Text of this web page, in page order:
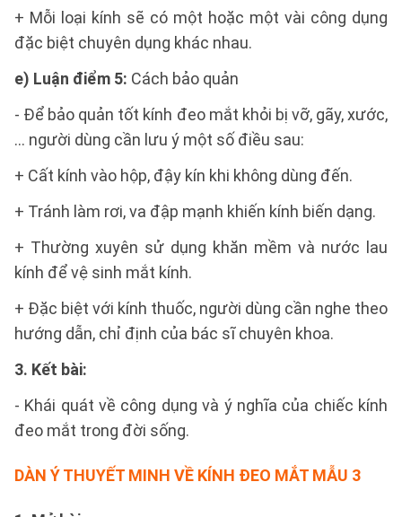
+ Mỗi loại kính sẽ có một hoặc một vài công dụng
đặc biệt chuyên dụng khác nhau.
e) Luận điểm 5: Cách bảo quản
- Để bảo quản tốt kính đeo mắt khỏi bị vỡ, gãy, xước,
… người dùng cần lưu ý một số điều sau:
+ Cất kính vào hộp, đậy kín khi không dùng đến.
+ Tránh làm rơi, va đập mạnh khiến kính biến dạng.
+ Thường xuyên sử dụng khăn mềm và nước lau
kính để vệ sinh mắt kính.
+ Đặc biệt với kính thuốc, người dùng cần nghe theo
hướng dẫn, chỉ định của bác sĩ chuyên khoa.
3. Kết bài:
- Khái quát về công dụng và ý nghĩa của chiếc kính
đeo mắt trong đời sống.
DÀN Ý THUYẾT MINH VỀ KÍNH ĐEO MẮT MẪU 3